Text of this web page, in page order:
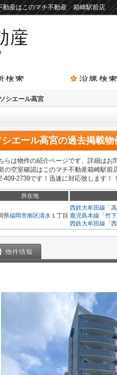
動産はこのマチ不動産 箱崎駅前店
ソシエール高宮
シエール高宮の過去掲載物
らは物件の紹介ページです、詳細は
の空室確認はこのマチ不動産箱崎駅前
409-2739です！迅速に対応致します！
所在地
県福岡市南区清水 １丁目
西鉄大牟田線 「
鹿児島本線 「 竹下
西鉄大牟田線 「
物件情報